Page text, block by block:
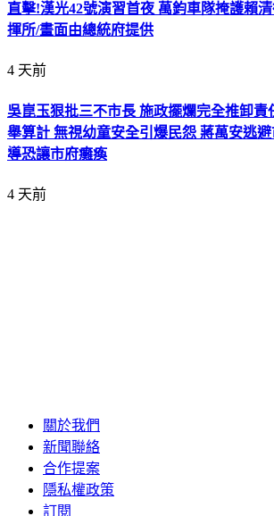
直擊!漢光42號演習首夜 萬鈞車隊掩護賴
揮所/畫面由總統府提供
4 天前
吳崑玉狠批三不市長 施政擺爛完全推卸責
舉算計 無視幼童安全引爆民怨 蔣萬安逃
導恐讓市府癱瘓
4 天前
關於我們
新聞聯絡
合作提案
隱私權政策
訂閱